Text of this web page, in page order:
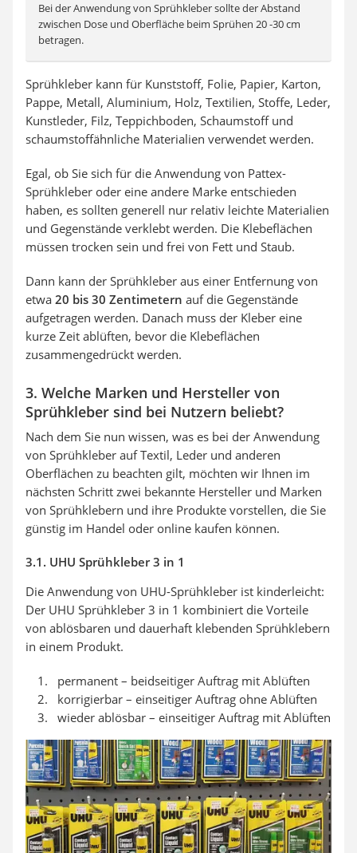
Bei der Anwendung von Sprühkleber sollte der Abstand
zwischen Dose und Oberfläche beim Sprühen 20 -30 cm
betragen.
Sprühkleber kann für Kunststoff, Folie, Papier, Karton,
Pappe, Metall, Aluminium, Holz, Textilien, Stoffe, Leder,
Kunstleder, Filz, Teppichboden, Schaumstoff und
schaumstoffähnliche Materialien verwendet werden.
Egal, ob Sie sich für die Anwendung von Pattex-
Sprühkleber oder eine andere Marke entschieden
haben, es sollten generell nur relativ leichte Materialien
und Gegenstände verklebt werden. Die Klebeflächen
müssen trocken sein und frei von Fett und Staub.
Dann kann der Sprühkleber aus einer Entfernung von
etwa 20 bis 30 Zentimetern auf die Gegenstände
aufgetragen werden. Danach muss der Kleber eine
kurze Zeit ablüften, bevor die Klebeflächen
zusammengedrückt werden.
3. Welche Marken und Hersteller von
Sprühkleber sind bei Nutzern beliebt?
Nach dem Sie nun wissen, was es bei der Anwendung
von Sprühkleber auf Textil, Leder und anderen
Oberflächen zu beachten gilt, möchten wir Ihnen im
nächsten Schritt zwei bekannte Hersteller und Marken
von Sprühklebern und ihre Produkte vorstellen, die Sie
günstig im Handel oder online kaufen können.
3.1. UHU Sprühkleber 3 in 1
Die Anwendung von UHU-Sprühkleber ist kinderleicht:
Der UHU Sprühkleber 3 in 1 kombiniert die Vorteile
von ablösbaren und dauerhaft klebenden Sprühklebern
in einem Produkt.
permanent – beidseitiger Auftrag mit Ablüften
korrigierbar – einseitiger Auftrag ohne Ablüften
wieder ablösbar – einseitiger Auftrag mit Ablüften